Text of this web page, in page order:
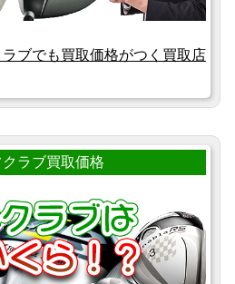
ブでも買取価格がつく買取店
クラブ買取価格